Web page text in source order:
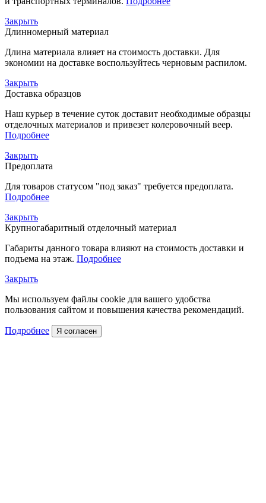
Закрыть
Длинномерный материал
Длина материала влияет на стоимость доставки. Для
экономии на доставке воспользуйтесь черновым распилом.
Закрыть
Доставка образцов
Наш курьер в течение суток доставит необходимые образцы
отделочных материалов и привезет колеровочный веер.
Подробнее
Закрыть
Предоплата
Для товаров статусом "под заказ" требуется предоплата.
Подробнее
Закрыть
Крупногабаритный отделочный материал
Габариты данного товара влияют на стоимость доставки и
подъема на этаж. Подробнее
Закрыть
Мы используем файлы cookie для вашего удобства
пользования сайтом и повышения качества рекомендаций.
Подробнее Я согласен